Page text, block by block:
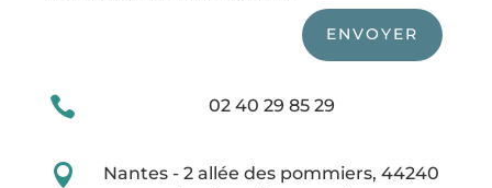
ENVOYER
 02 40 29 85 29

Nantes - 2 allée des pommiers, 44240